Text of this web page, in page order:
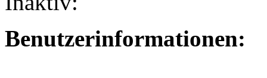
Benutzerinformationen: